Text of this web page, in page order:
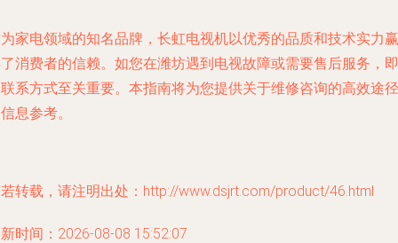
家电领域的知名品牌，长虹电视机以优秀的品质和技术实力赢
消费者的信赖。如您在潍坊遇到电视故障或需要售后服务，即
系方式至关重要。本指南将为您提供关于维修咨询的高效途径
息参考。
转载，请注明出处：http://www.dsjrt.com/product/46.html
时间：2026-08-08 15:52:07